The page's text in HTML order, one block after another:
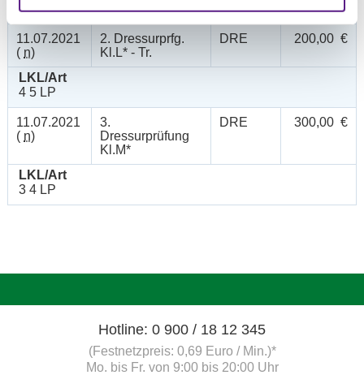
4 5 LP
11.07.2021
( n)
2. Dressurprfg.
Kl.L* - Tr.
DRE 200,00 €
LKL/Art
4 5 LP
11.07.2021
( n)
3.
Dressurprüfung
Kl.M*
DRE 300,00 €
LKL/Art
3 4 LP
Hotline: 0 900 / 18 12 345
(Festnetzpreis: 0,69 Euro / Min.)*
Mo. bis Fr. von 9:00 bis 20:00 Uhr